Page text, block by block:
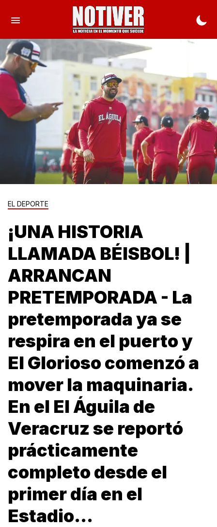
EL DEPORTE
¡UNA HISTORIA
LLAMADA BÉISBOL! |
ARRANCAN
PRETEMPORADA - La
pretemporada ya se
respira en el puerto y
El Glorioso comenzó a
mover la maquinaria.
En el El Águila de
Veracruz se reportó
prácticamente
completo desde el
primer día en el
Estadio...